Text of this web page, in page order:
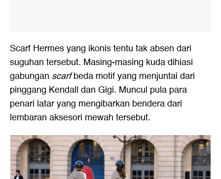
Scarf Hermes yang ikonis tentu tak absen dari
suguhan tersebut. Masing-masing kuda dihiasi
gabungan scarfbeda motif yang menjuntai dari
pinggang Kendall dan Gigi. Muncul pula para
penari latar yang mengibarkan bendera dari
lembaran aksesori mewah tersebut.